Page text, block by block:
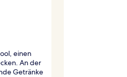
einen
An der
Getränke